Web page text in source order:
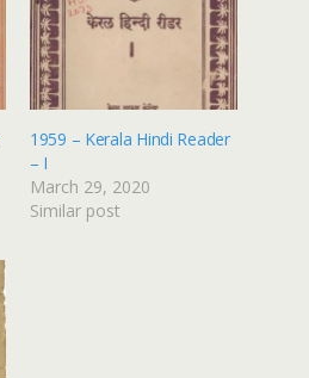
1959 – Kerala Hindi Reader
– I
March 29, 2020
Similar post